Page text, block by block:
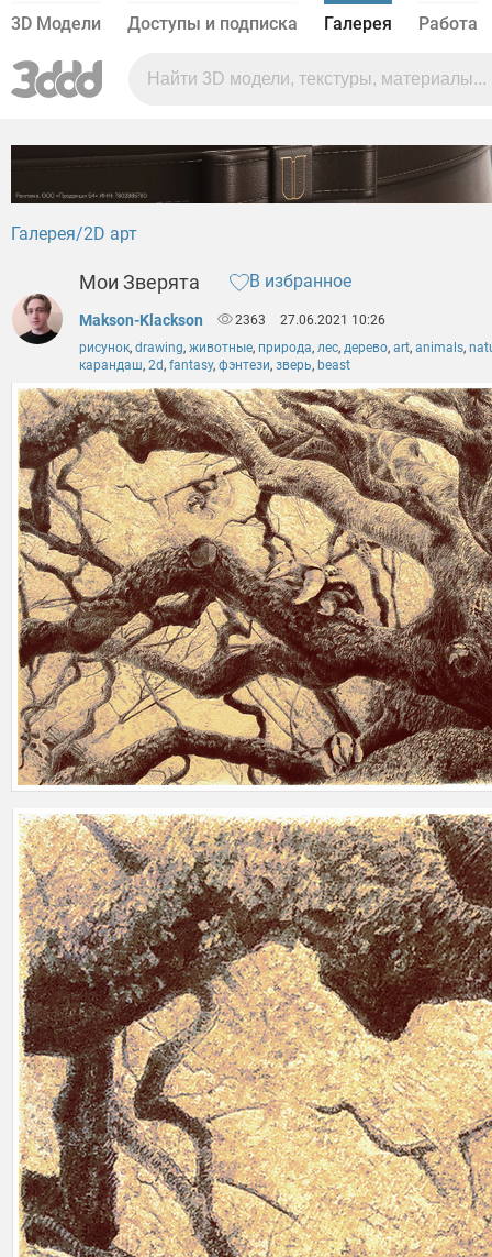
3D Модели Доступы и подписка Галерея Работа
Галерея 2D арт
Мои Зверята В избранное
Makson-Klackson 2363
27.06.2021 10:26
рисунок, drawing, животные, природа, лес, дерево, art, animals,
карандаш, 2d, fantasy, фэнтези, зверь, beast